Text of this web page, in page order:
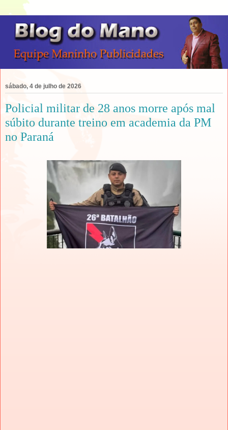
sábado, 4 de julho de 2026
Policial militar de 28 anos morre após mal
súbito durante treino em academia da PM
no Paraná